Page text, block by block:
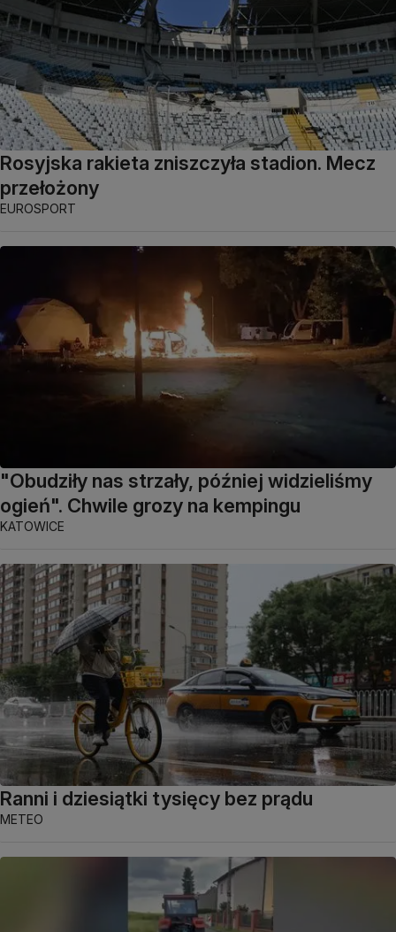
Rosyjska rakieta zniszczyła stadion. Mecz
przełożony
EUROSPORT
"Obudziły nas strzały, później widzieliśmy
ogień". Chwile grozy na kempingu
KATOWICE
Ranni i dziesiątki tysięcy bez prądu
METEO